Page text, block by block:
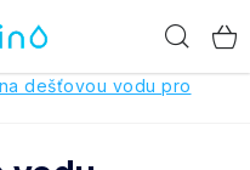
dešťovou vodu pro